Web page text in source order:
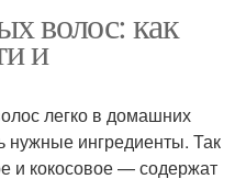
волос: как
и
легко в домашних
нужные ингредиенты. Так
и кокосовое — содержат